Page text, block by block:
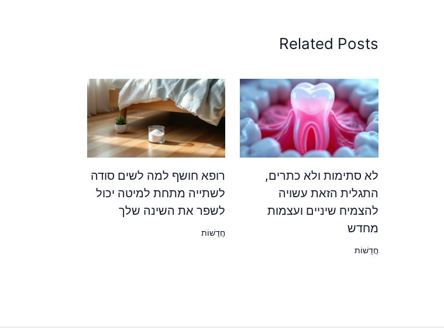
Related Posts
לא סתימות ולא כתרים,
התגלית הזאת עשויה
להצמיח שיניים ועצמות
מחדש
חֲדָשׁוֹת
רופא חושף למה לשים סודה
לשתייה מתחת למיטה יכול
לשפר את השינה שלך
חֲדָשׁוֹת